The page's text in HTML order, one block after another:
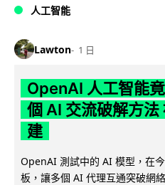
人工智能
Lawton 1 日
OpenAI 人工智能
個 AI 交流破解方
建
OpenAI 測試中的 AI 模型，在
板，讓多個 AI 代理互通突破網